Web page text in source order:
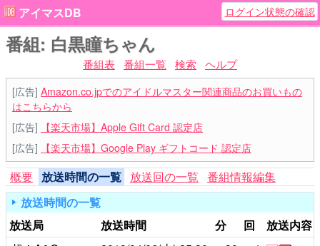
アイマスDB ログイン状態の確認
番組: 白黒瞳ちゃん
番組表 番組一覧 検索 ヘルプ
[広告] Amazon.co.jpでのアイドルマスター関連商品のお買いもの
はこちらから
[広告]
【楽天市場】Apple Gift Card 認定店
[広告]
【楽天市場】Google Play ギフトコード 認定店
概要 放送時間の一覧 放送回の一覧 番組情報編集
放送時間の一覧
放送局
放送時間 分 回
放送内容